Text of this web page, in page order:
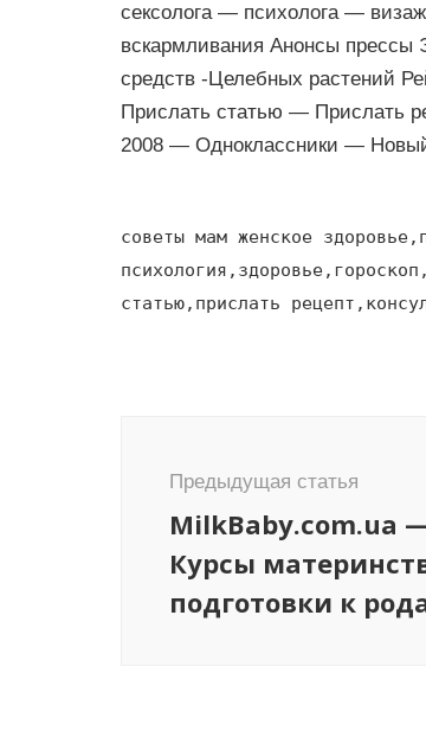
сексолога — психолога —
вскармливания Анонсы
средств -Целебных растений
Прислать статью — Прислать
2008 — Одноклассники —
советы мам женское
статью,прислать
записям
Предыдущая статья
MilkBaby.com.ua
Курсы
подготовки к